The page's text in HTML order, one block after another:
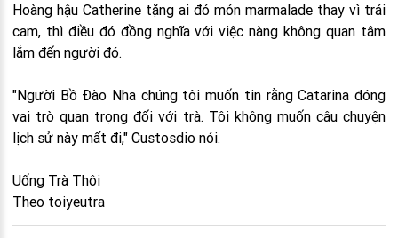
Hoàng hậu Catherine tặng ai đó món marmalade thay vì trái
cam, thì điều đó đồng nghĩa với việc nàng không quan tâm
lắm đến người đó.
"Người Bồ Đào Nha chúng tôi muốn tin rằng Catarina đóng
vai trò quan trọng đối với trà. Tôi không muốn câu chuyện
lịch sử này mất đi," Custosdio nói.
Uống Trà Thôi
Theo toiyeutra